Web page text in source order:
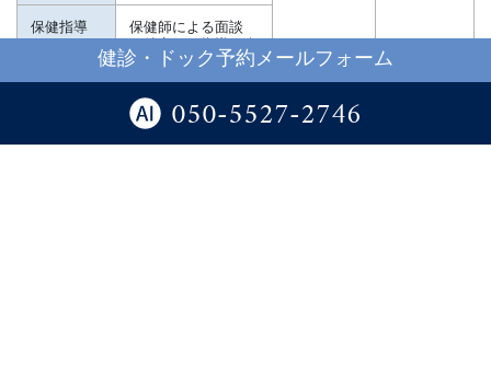
保健指導
保健師による面談
（特定保健指導を含
む）
※胃カメラを実施した場合、別途費用2,200円をご負担し
て頂きます
健診・ドック予約メールフォーム
050-5527-2746